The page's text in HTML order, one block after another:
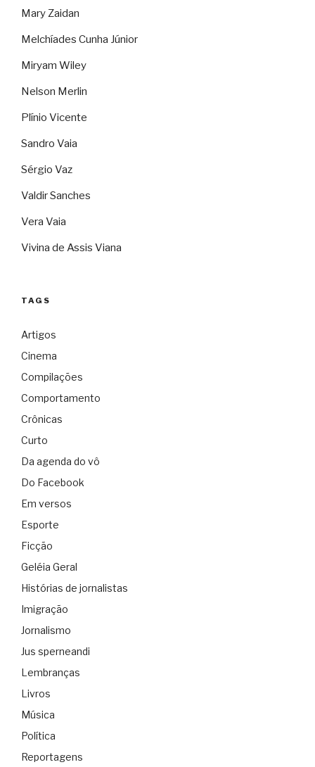
Mary Zaidan
Melchíades Cunha Júnior
Miryam Wiley
Nelson Merlin
Plínio Vicente
Sandro Vaia
Sérgio Vaz
Valdir Sanches
Vera Vaia
Vivina de Assis Viana
TAGS
Artigos
Cinema
Compilações
Comportamento
Crônicas
Curto
Da agenda do vô
Do Facebook
Em versos
Esporte
Ficção
Geléia Geral
Histórias de jornalistas
Imigração
Jornalismo
Jus sperneandi
Lembranças
Livros
Música
Política
Reportagens